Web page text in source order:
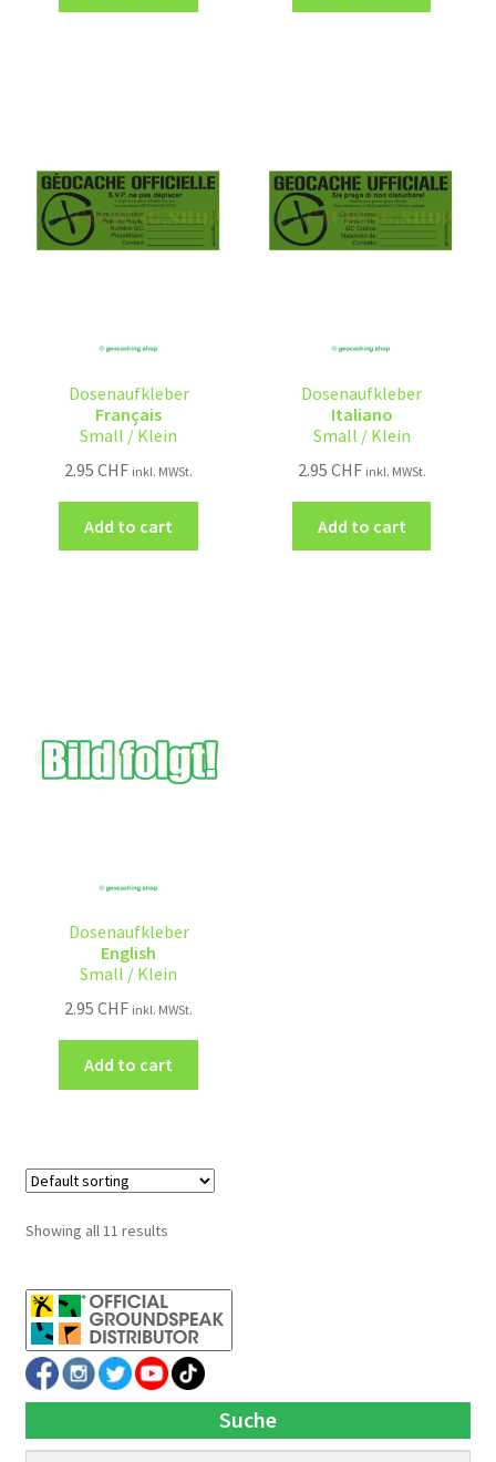
Dosenaufkleber
Français
Small / Klein
2.95CHF inkl. MWSt.
Add to cart
Dosenaufkleber
Italiano
Small / Klein
2.95 CHF inkl. MWSt.
Add to cart
Dosenaufkleber
English
Small / Klein
2.95CHF inkl. MWSt.
Add to cart
Showing all 11 results
Suche